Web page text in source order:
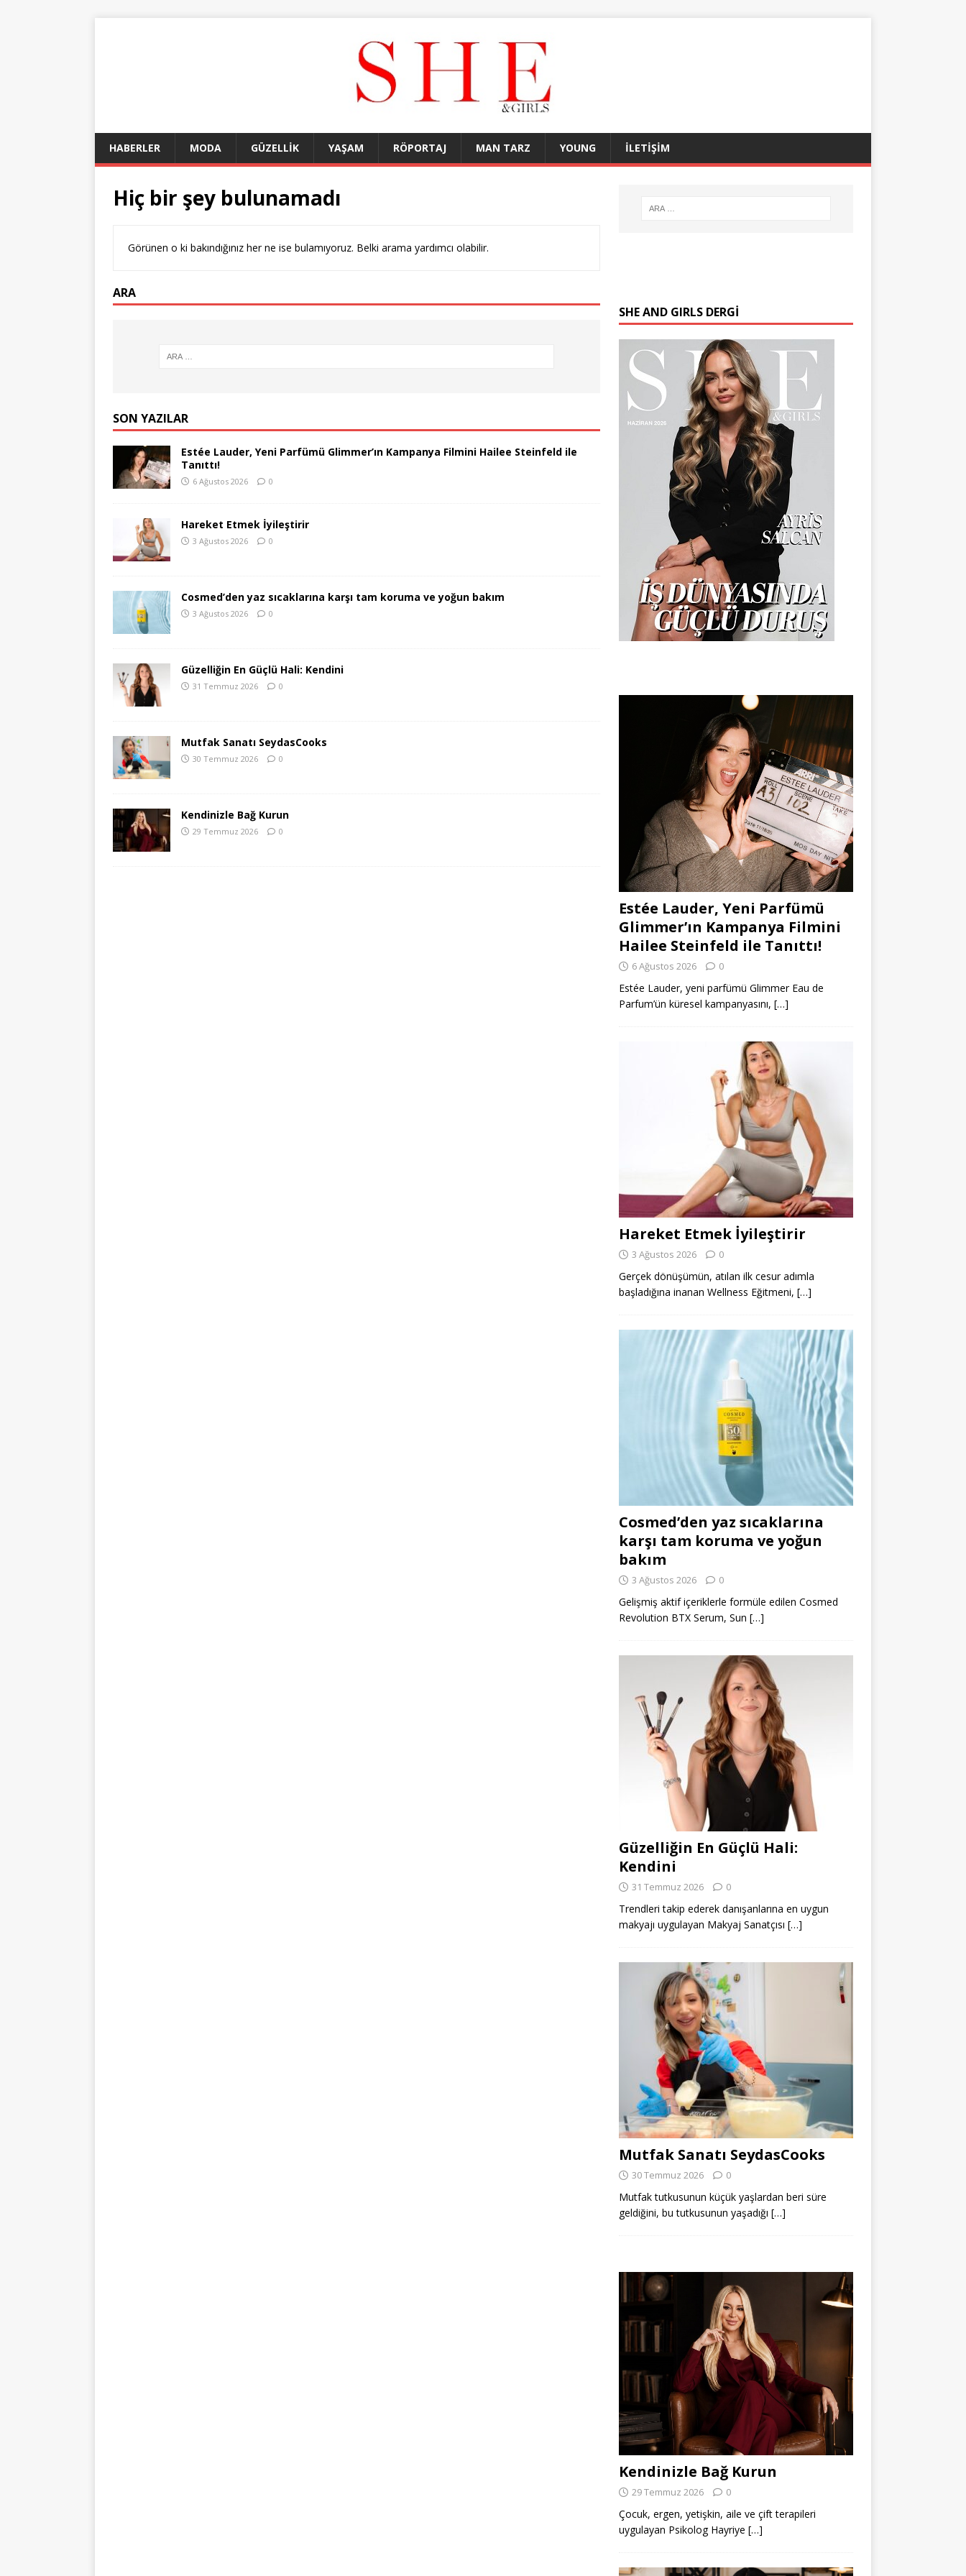
HABERLER MODA GÜZELLİK YAŞAM RÖPORTAJ MAN TARZ YOUNG İLETİŞİM
Hiç bir şey bulunamadı
Görünen o ki bakındığınız her ne ise bulamıyoruz. Belki arama yardımcı olabilir.
ARA
SON YAZILAR
Estée Lauder, Yeni Parfümü Glimmer’ın Kampanya Filmini Hailee Steinfeld ile
Tanıttı!
6 Ağustos 2026 0
Hareket Etmek İyileştirir
3 Ağustos 2026 0
Cosmed’den yaz sıcaklarına karşı tam koruma ve yoğun bakım
3 Ağustos 2026 0
Güzelliğin En Güçlü Hali: Kendini
31 Temmuz 2026 0
Mutfak Sanatı SeydasCooks
30 Temmuz 2026 0
Kendinizle Bağ Kurun
29 Temmuz 2026 0
SHE AND GIRLS DERGİ
Estée Lauder, Yeni Parfümü
Glimmer’ın Kampanya Filmini
Hailee Steinfeld ile Tanıttı!
6 Ağustos 2026 0
Estée Lauder, yeni parfümü Glimmer Eau de
Parfum’ün küresel kampanyasını, […]
Hareket Etmek İyileştirir
3 Ağustos 2026 0
Gerçek dönüşümün, atılan ilk cesur adımla
başladığına inanan Wellness Eğitmeni, […]
Cosmed’den yaz sıcaklarına
karşı tam koruma ve yoğun
bakım
3 Ağustos 2026 0
Gelişmiş aktif içeriklerle formüle edilen Cosmed
Revolution BTX Serum, Sun […]
Güzelliğin En Güçlü Hali:
Kendini
31 Temmuz 2026 0
Trendleri takip ederek danışanlarına en uygun
makyajı uygulayan Makyaj Sanatçısı […]
Mutfak Sanatı SeydasCooks
30 Temmuz 2026 0
Mutfak tutkusunun küçük yaşlardan beri süre
geldiğini, bu tutkusunun yaşadığı […]
Kendinizle Bağ Kurun
29 Temmuz 2026 0
Çocuk, ergen, yetişkin, aile ve çift terapileri
uygulayan Psikolog Hayriye […]